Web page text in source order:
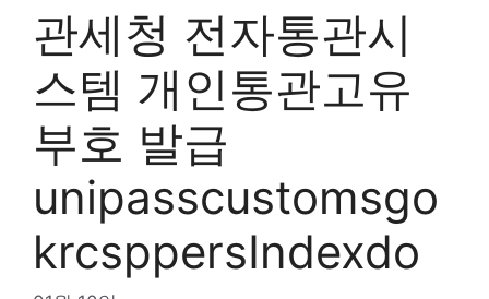
관세청 전자통관시
스템 개인통관고유
부호 발급
unipasscustomsgo
krcsppersIndexdo